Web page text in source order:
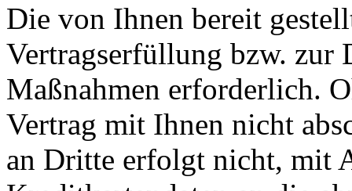
Die von Ihnen bereit
Vertragserfüllung bzw.
Maßnahmen erforderlich.
Vertrag mit Ihnen nicht
an Dritte erfolgt nicht, mit